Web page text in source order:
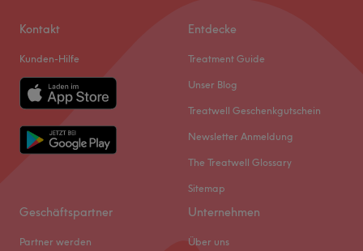
Kontakt
Kunden-Hilfe
Entdecke
Treatment Guide
Unser Blog
Treatwell Geschenkgutschein
Newsletter Anmeldung
The Treatwell Glossary
Sitemap
Geschäftspartner
Partner werden
Unternehmen
Über uns